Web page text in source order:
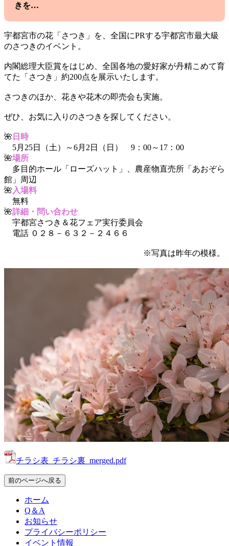
きを…
宇都宮市の花「さつき」を、全国にPRする宇都宮市最大級
のさつきのイベント。
内閣総理大臣賞をはじめ、全国各地の愛好家が丹精こめて育
てた「さつき」約200点を展示いたします。
さつきのほか、花きや花木の即売会も実施。
ぜひ、お気に入りのさつきを探してください。
🌺 日時
5月25日（土）～6月2日（日） 9：00～17：00
🌺場所
多目的ホール「ローズハット」、農産物直売所「あおぞら
館」周辺
🌺 入場料
無料
🌺詳細・問い合わせ
宇都宮さつき＆花フェア実行委員会
電話 ０２８－６３２－２４６６
※写真は昨年の模様。
チラシ表_チラシ裏_merged.pdf
前のページへ戻る
ホーム
Q＆A
お知らせ
プライバシーポリシー
イベント情報